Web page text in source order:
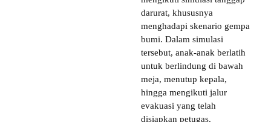
darurat, khususnya
menghadapi skenario gempa
bumi. Dalam simulasi
tersebut, anak-anak berlatih
untuk berlindung di bawah
meja, menutup kepala,
hingga mengikuti jalur
evakuasi yang telah
disiapkan petugas.